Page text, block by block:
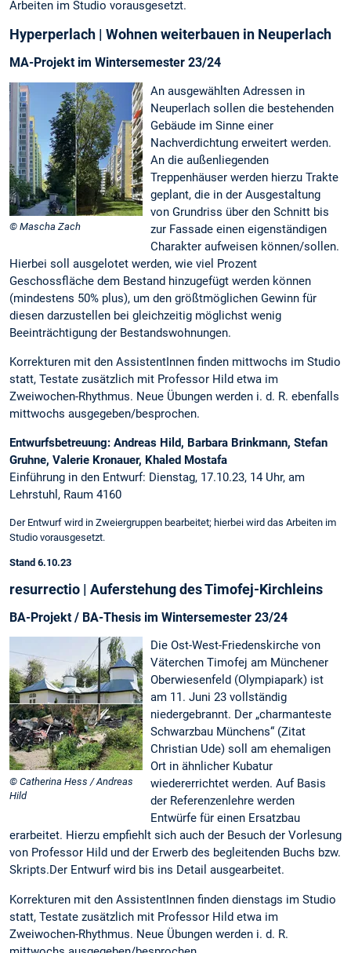
Arbeiten im Studio vorausgesetzt.
Hyperperlach | Wohnen weiterbauen in Neuperlach
MA-Projekt im Wintersemester 23/24
© Mascha Zach
An ausgewählten Adressen in
Neuperlach sollen die bestehenden
Gebäude im Sinne einer
Nachverdichtung erweitert werden.
An die außenliegenden
Treppenhäuser werden hierzu Trakte
geplant, die in der Ausgestaltung
von Grundriss über den Schnitt bis
zur Fassade einen eigenständigen
Charakter aufweisen können/sollen.
Hierbei soll ausgelotet werden, wie viel Prozent
Geschossfläche dem Bestand hinzugefügt werden können
(mindestens 50% plus), um den größtmöglichen Gewinn für
diesen darzustellen bei gleichzeitig möglichst wenig
Beeinträchtigung der Bestandswohnungen.
Korrekturen mit den AssistentInnen finden mittwochs im Studio
statt, Testate zusätzlich mit Professor Hild etwa im
Zweiwochen-Rhythmus. Neue Übungen werden i. d. R. ebenfalls
mittwochs ausgegeben/besprochen.
Entwurfsbetreuung: Andreas Hild, Barbara Brinkmann, Stefan
Gruhne, Valerie Kronauer, Khaled Mostafa
Einführung in den Entwurf: Dienstag, 17.10.23, 14 Uhr, am
Lehrstuhl, Raum 4160
Der Entwurf wird in Zweiergruppen bearbeitet; hierbei wird das Arbeiten im
Studio vorausgesetzt.
Stand 6.10.23
resurrectio | Auferstehung des Timofej-Kirchleins
BA-Projekt / BA-Thesis im Wintersemester 23/24
© Catherina Hess / Andreas
Hild
Die Ost-West-Friedenskirche von
Väterchen Timofej am Münchener
Oberwiesenfeld (Olympiapark) ist
am 11. Juni 23 vollständig
niedergebrannt. Der „charmanteste
Schwarzbau Münchens“ (Zitat
Christian Ude) soll am ehemaligen
Ort in ähnlicher Kubatur
wiedererrichtet werden. Auf Basis
der Referenzenlehre werden
Entwürfe für einen Ersatzbau
erarbeitet. Hierzu empfiehlt sich auch der Besuch der Vorlesung
von Professor Hild und der Erwerb des begleitenden Buchs bzw.
Skripts.Der Entwurf wird bis ins Detail ausgearbeitet.
Korrekturen mit den AssistentInnen finden dienstags im Studio
statt, Testate zusätzlich mit Professor Hild etwa im
Zweiwochen-Rhythmus. Neue Übungen werden i. d. R.